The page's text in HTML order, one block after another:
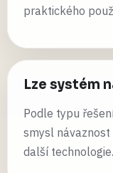
praktického
Lze systém
Podle typu
smysl návaznost
další technologie.